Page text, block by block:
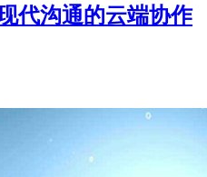
代沟通的云端协作